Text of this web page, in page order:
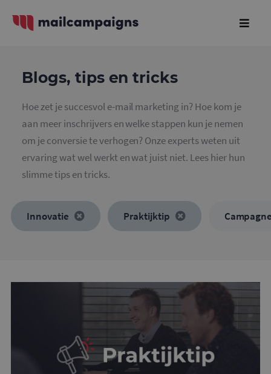
Blogs, tips en tricks
Hoe zet je succesvol e-mail marketing in? Hoe kom je
aan meer inschrijvers en welke stappen kun je nemen
om je conversie te verhogen? Onze experts weten uit
ervaring wat wel werkt en wat juist niet. Lees hier hun
slimme tips en tricks.
Innovatie Praktijktip